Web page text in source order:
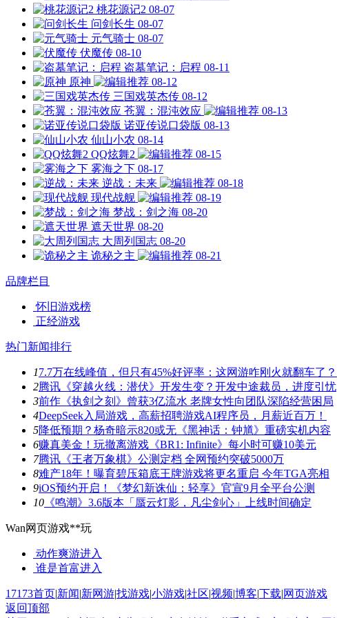
桃花源记2 08-07
问剑长生 08-07
元气骑士 08-07
伏魔传 08-10
盗墓笔记：启程 08-11
原神
08-12
三国戏英杰传 08-12
苍翼：混沌效应
08-13
诺亚传说口袋版 08-13
仙山小农 08-14
QQ炫舞2
08-15
雾海之下 08-17
逆战：未来
08-18
现代战舰
08-19
梦战：剑之海 08-20
遮天世界 08-20
大周列国志 08-20
诡秘之主
08-21
品牌栏目
怀旧游戏榜
正经游戏
热门新闻排行
17.7万在线峰值，但只有45%好评率：这网游咋刚火就翻车了？
2腾讯《穿越火线：潜伏》开发生变？开发中途裁员，进度引忧
3前作《执剑之刻》曾获3亿流水 老牌女性向团队深陷经营困局
4DeepSeek入局游戏，高薪招聘游戏AI程序员，月薪近百万！
5降低预期？杨奇暗示820或无《黑神话：钟馗》重磅实机内容
6赚真美金！玩撤离游戏《BR1: Infinite》每小时可赚10美元
7腾讯《王者万象棋》公测定档 全网预约突破5000万
8难产18年！曝育碧压箱底王牌游戏将更名重启 今年TGA亮相
9iOS预约开启！《梦幻新诛仙：轻享》官宣9月全平台公测
10 《鸣潮》3.6版本「蜃云灯影，凡尘剑心」上线时间确定
Wan网页游戏**玩
动作爽游进入
谁是首富进入
17173首页|新闻|新网游|找游戏|小游戏|社区|视频|博客|下载|网页游戏
返回顶部